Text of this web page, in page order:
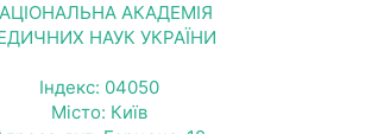
АКАДЕМІЯ
НАУК УКРАЇНИ
Індекс: 04050
Місто: Київ